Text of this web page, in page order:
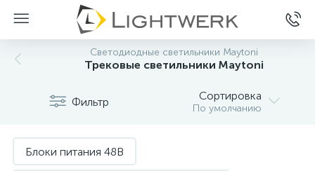
Светодиодные светильники Maytoni
Трековые светильники Maytoni
Фильтр Сортировка
По умолчанию
Блоки питания 48В